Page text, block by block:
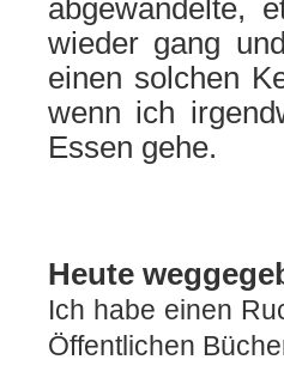
abgewandelte,
wieder gang
einen solchen
wenn ich
Essen gehe.
Heute
Ich habe einen
Öffentlichen